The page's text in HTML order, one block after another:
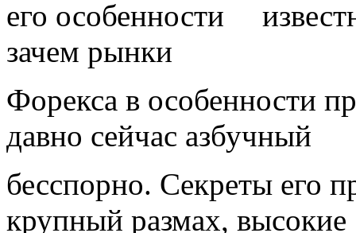
зачем рынки
Форекса в особенности
давно сейчас азбучный
бесспорно. Секреты его
крупный размах, высокие